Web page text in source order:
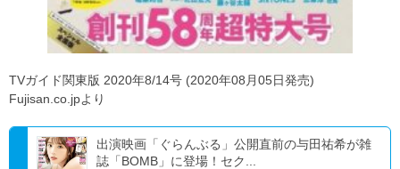
TVガイド関東版 2020年8/14号 (2020年08月05日発売)
Fujisan.co.jpより
出演映画「ぐらんぶる」公開直前の与田祐希が雑
誌「BOMB」に登場！セク...